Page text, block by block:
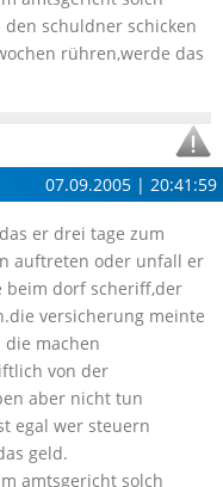
schuldner schicken
rühren,werde das
07.09.2005 | 20:41:59
er drei tage zum
auftreten oder unfall er
beim dorf scheriff,der
versicherung meinte
machen
von der
aber nicht tun
egal wer steuern
geld.
amtsgericht solch